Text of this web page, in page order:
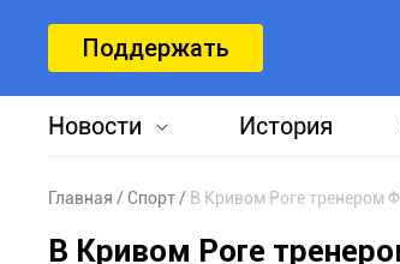
Поддержать
Новости История
Главная Спорт В Кривом Роге тренером
В Кривом Роге